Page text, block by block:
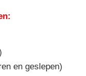
en geslepen)